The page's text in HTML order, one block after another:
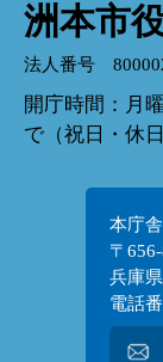
洲本市
法人番号
開庁時間：月
で（祝日・休
本庁舎
〒
兵庫
電話